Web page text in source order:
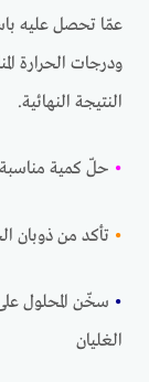
عمّا تحصل عليه
ودرجات الحرارة
النتيجة النهائية.
• حلّ كمية
• تأكد من ذوبان
• سخّن المحلول
الغليان